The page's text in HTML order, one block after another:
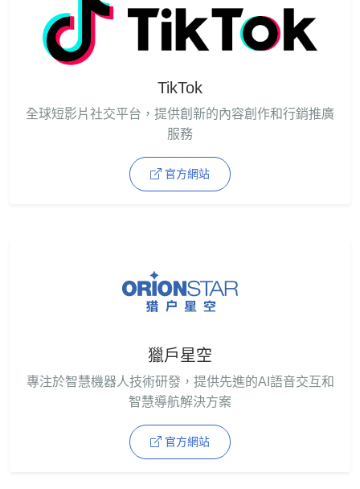
TikTok
全球短影片社交平台，提供創新的內容創作和行銷推廣
服務
官方網站
獵戶星空
專注於智慧機器人技術研發，提供先進的AI語音交互和
智慧導航解決方案
官方網站